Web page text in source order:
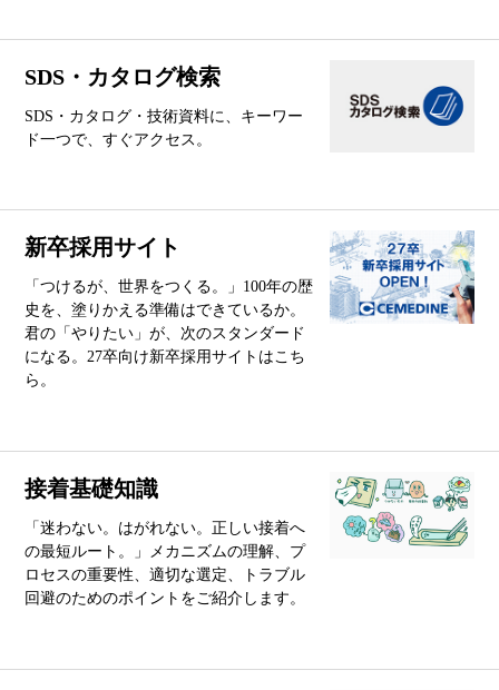
SDS・カタログ検索
SDS・カタログ・技術資料に、キーワー
ド一つで、すぐアクセス。
新卒採用サイト
「つけるが、世界をつくる。」100年の歴
史を、塗りかえる準備はできているか。
君の「やりたい」が、次のスタンダード
になる。27卒向け新卒採用サイトはこち
ら。
接着基礎知識
「迷わない。はがれない。正しい接着へ
の最短ルート。」メカニズムの理解、プ
ロセスの重要性、適切な選定、トラブル
回避のためのポイントをご紹介します。